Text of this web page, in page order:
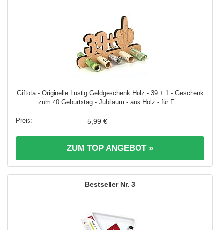
Giftota - Originelle Lustig Geldgeschenk Holz - 39 + 1 - Geschenk
zum 40.Geburtstag - Jubiläum - aus Holz - für F ...
5,99 €
ZUM TOP ANGEBOT »
3